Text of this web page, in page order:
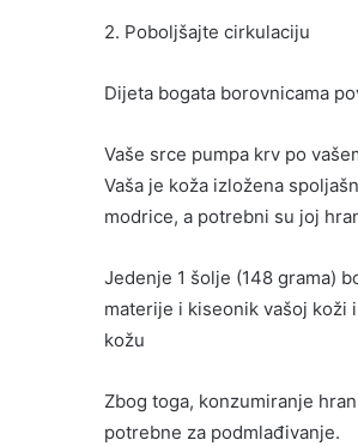
2. Poboljšajte cirkulaciju
Dijeta bogata borovnicama
Vaše srce pumpa krv po
Vaša je koža izložena
modrice, a potrebni su joj
Jedenje 1 šolje (148 grama)
materije i kiseonik vašoj koži
kožu
Zbog toga, konzumiranje
potrebne za podmlađivanje.